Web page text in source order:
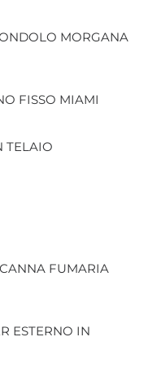
MORGANA
FISSO MIAMI
TELAIO
FUMARIA
ESTERNO IN